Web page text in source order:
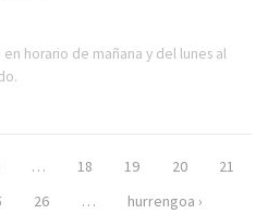
horario de mañana y del lunes al
… 18 19 20
21
26 …
hurrengoa ›